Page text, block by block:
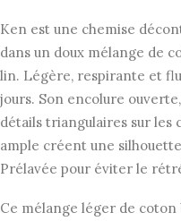
Ken est une chemise
dans un doux mélange de
lin. Légère, respirante et
jours. Son encolure
détails triangulaires sur les
ample créent une
Prélavée pour éviter le
Ce mélange léger de